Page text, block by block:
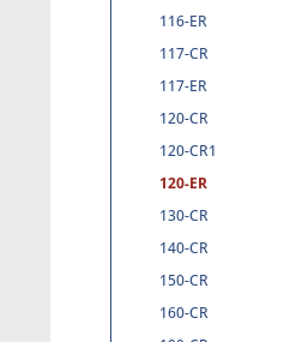
116-ER
117-CR
117-ER
120-CR
120-CR1
120-ER
130-CR
140-CR
150-CR
160-CR